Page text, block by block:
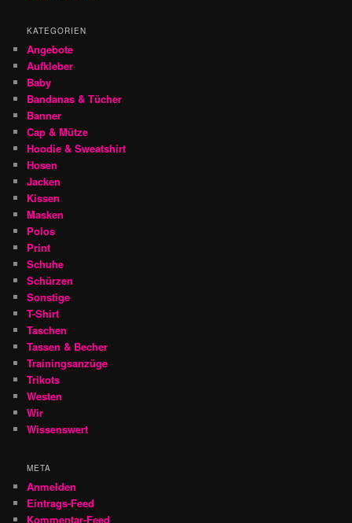
KATEGORIEN
Angebote
Aufkleber
Baby
Bandanas & Tücher
Banner
Cap & Mütze
Hoodie & Sweatshirt
Hosen
Jacken
Kissen
Masken
Polos
Print
Schuhe
Schürzen
Sonstige
T-Shirt
Taschen
Tassen & Becher
Trainingsanzüge
Trikots
Westen
Wir
Wissenswert
META
Anmelden
Eintrags-Feed
Kommentar-Feed